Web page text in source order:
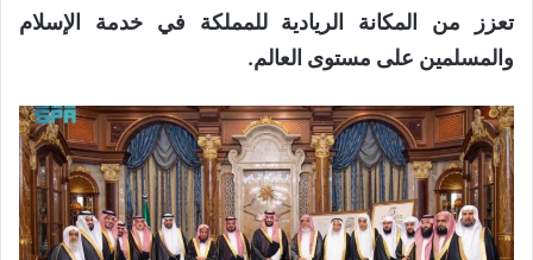
تعزز من المكانة الريادية للمملكة في خدمة الإسلام
والمسلمين على مستوى العالم.